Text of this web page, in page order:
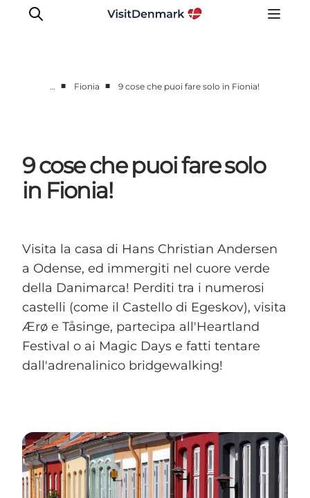
Cosa fare
Dove dormire
Pianifica il viaggio
… ■ Fionia ■ 9 cose che puoi fare solo in Fionia!
9 cose che puoi fare solo
in Fionia!
Visita la casa di Hans Christian Andersen
a Odense, ed immergiti nel cuore verde
della Danimarca! Perditi tra i numerosi
castelli (come il Castello di Egeskov), visita
Ærø e Tåsinge, partecipa all'Heartland
Festival o ai Magic Days e fatti tentare
dall'adrenalinico bridgewalking!